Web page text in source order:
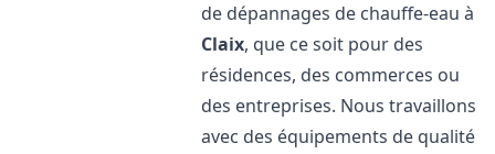
de dépannages de chauffe-eau à
Claix, que ce soit pour des
résidences, des commerces ou
des entreprises. Nous travaillons
avec des équipements de qualité